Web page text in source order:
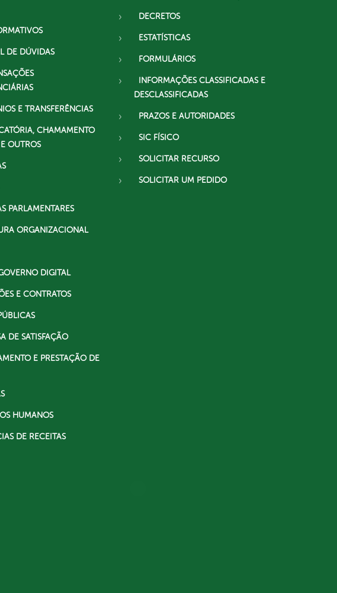
DE DÚVIDAS
E TRANSFERÊNCIAS
CHAMAMENTO
OUTROS
PARLAMENTARES
ORGANIZACIONAL
DIGITAL
E CONTRATOS
DE SATISFAÇÃO
E PRESTAÇÃO DE
HUMANOS
DE RECEITAS
DECRETOS
ESTATÍSTICAS
FORMULÁRIOS
INFORMAÇÕES CLASSIFICADAS E
DESCLASSIFICADAS
PRAZOS E AUTORIDADES
SIC FÍSICO
SOLICITAR RECURSO
SOLICITAR UM PEDIDO